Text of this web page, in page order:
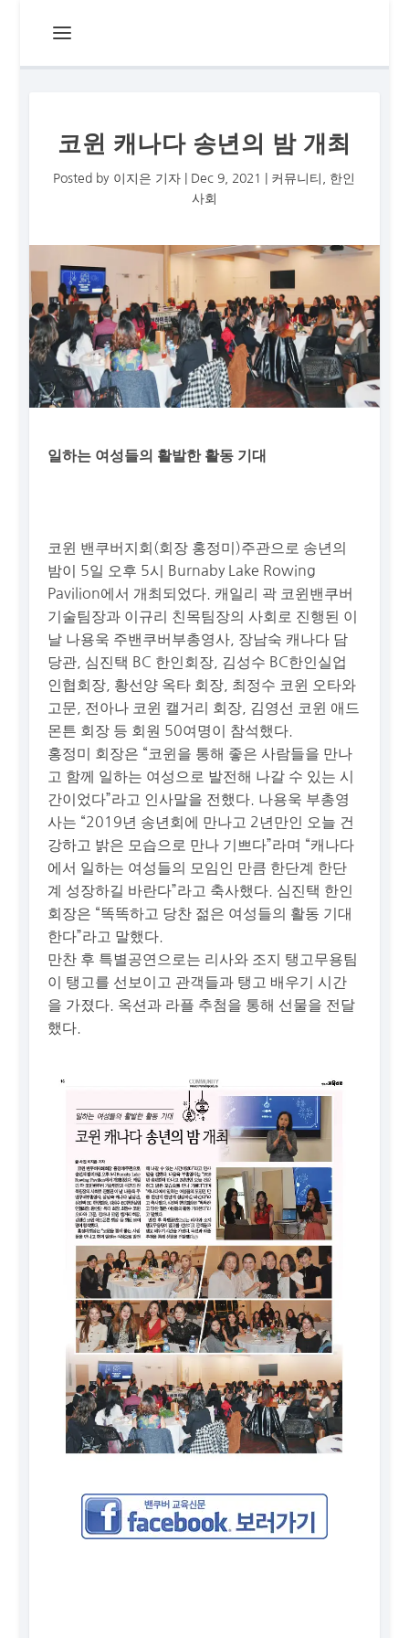
코윈 캐나다 송년의 밤 개최
Posted by 이지은 기자 Dec 9, 2021 커뮤니티
한인
사회
일하는 여성들의 활발한 활동 기대
코윈 밴쿠버지회(회장 홍정미)주관으로 송년의
밤이 5일 오후 5시 Burnaby Lake Rowing
Pavilion에서 개최되었다. 캐일리 곽 코윈밴쿠버
기술팀장과 이규리 친목팀장의 사회로 진행된 이
날 나용욱 주밴쿠버부총영사, 장남숙 캐나다 담
당관, 심진택 BC 한인회장, 김성수 BC한인실업
인협회장, 황선양 옥타 회장, 최정수 코윈 오타와
고문, 전아나 코윈 캘거리 회장, 김영선 코윈 애드
몬튼 회장 등 회원 50여명이 참석했다.
홍정미 회장은 “코윈을 통해 좋은 사람들을 만나
고 함께 일하는 여성으로 발전해 나갈 수 있는 시
간이었다”라고 인사말을 전했다. 나용욱 부총영
사는 “2019년 송년회에 만나고 2년만인 오늘 건
강하고 밝은 모습으로 만나 기쁘다”라며 “캐나다
에서 일하는 여성들의 모임인 만큼 한단계 한단
계 성장하길 바란다”라고 축사했다. 심진택 한인
회장은 “똑똑하고 당찬 젊은 여성들의 활동 기대
한다”라고 말했다.
만찬 후 특별공연으로는 리사와 조지 탱고무용팀
이 탱고를 선보이고 관객들과 탱고 배우기 시간
을 가졌다. 옥션과 라플 추첨을 통해 선물을 전달
했다.